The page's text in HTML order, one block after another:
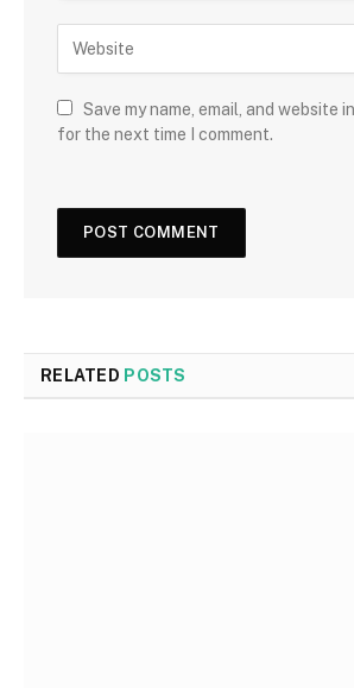
Save my name, email, and website
for the next time I comment.
RELATED POSTS